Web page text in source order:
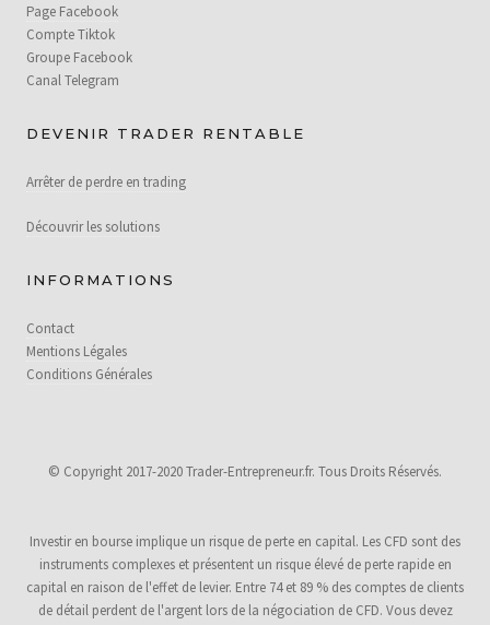
Page Facebook
Compte Tiktok
Groupe Facebook
Canal Telegram
DEVENIR TRADER RENTABLE
Arrêter de perdre en trading
Découvrir les solutions
INFORMATIONS
Contact
Mentions Légales
Conditions Générales
© Copyright 2017-2020 Trader-Entrepreneur.fr. Tous Droits Réservés.
Investir en bourse implique un risque de perte en capital. Les CFD sont des
instruments complexes et présentent un risque élevé de perte rapide en
capital en raison de l'effet de levier. Entre 74 et 89 % des comptes de clients
de détail perdent de l'argent lors de la négociation de CFD. Vous devez